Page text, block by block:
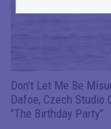
Don't Let Me Be
Dafoe, Czech Studio
"The Birthday Party"